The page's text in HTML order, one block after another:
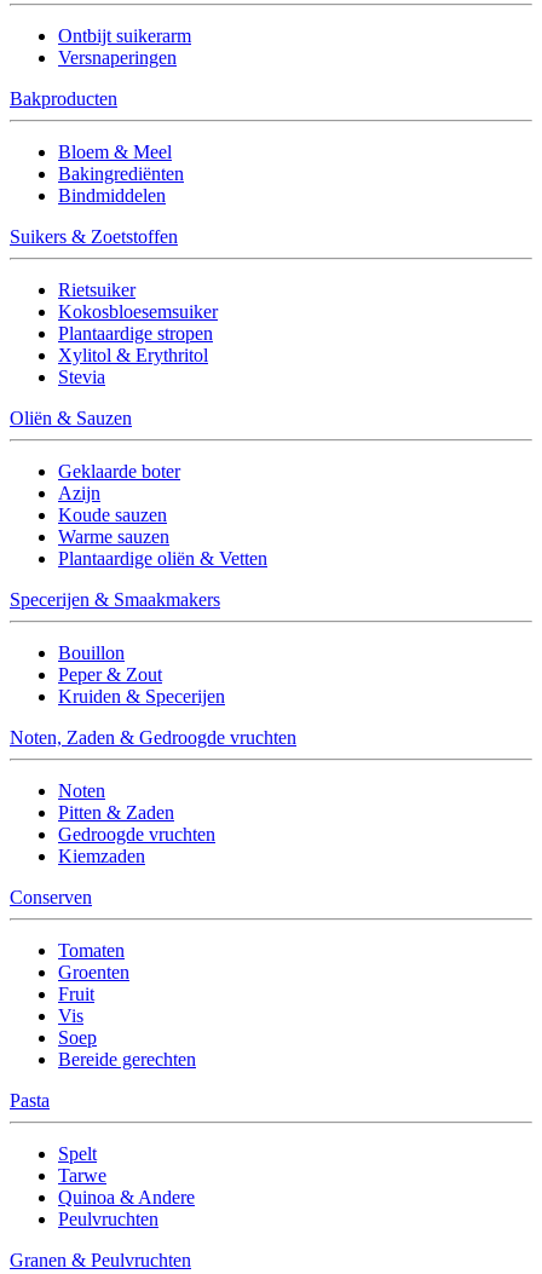
Ontbijt suikerarm
Versnaperingen
Bakproducten
Bloem & Meel
Bakingrediënten
Bindmiddelen
Suikers & Zoetstoffen
Rietsuiker
Kokosbloesemsuiker
Plantaardige stropen
Xylitol & Erythritol
Stevia
Oliën & Sauzen
Geklaarde boter
Azijn
Koude sauzen
Warme sauzen
Plantaardige oliën & Vetten
Specerijen & Smaakmakers
Bouillon
Peper & Zout
Kruiden & Specerijen
Noten, Zaden & Gedroogde vruchten
Noten
Pitten & Zaden
Gedroogde vruchten
Kiemzaden
Conserven
Tomaten
Groenten
Fruit
Vis
Soep
Bereide gerechten
Pasta
Spelt
Tarwe
Quinoa & Andere
Peulvruchten
Granen & Peulvruchten